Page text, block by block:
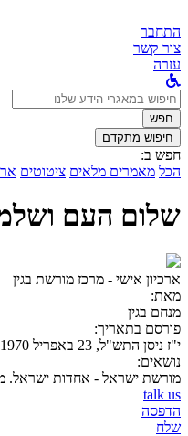
התחבר
צור קשר
עזרה
לחפש
ב:חפש
חיפוש מתקדם
חפש ב:
הכל מאמרים מלאים ציטוטים
שלום העם
ארכיון אישי - מרכז מורשת בגין
מאת:
מנחם בגין
פורסם בתאריך:
י"ז ניסן התש"ל, 23 באפריל 1970
נושאים:
מורשת ישראל - אחדות ישראל.
talk us
הדפסה
שלח